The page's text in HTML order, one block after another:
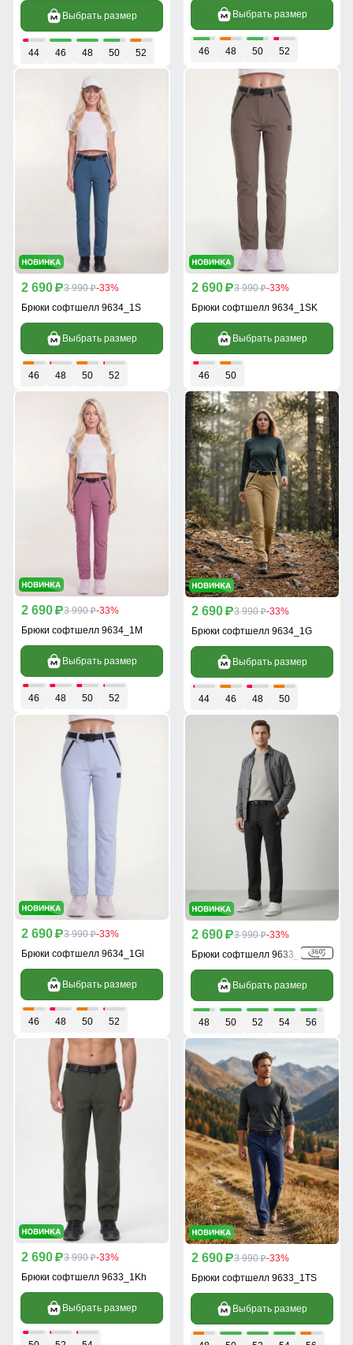
Выбрать размер
44 46 48 50 52
Выбрать размер
46 48 50 52
2 690 p3 990 p-33%
Брюки софтшелл 9634_1S
Выбрать размер
46 48 50 52
2 690 p3 990 p-33%
Брюки софтшелл 9634_1SK
Выбрать размер
46 50
2 690 p3 990 p-33%
Брюки софтшелл 9634_1M
Выбрать размер
46 48 50 52
2 690 p3 990 p-33%
Брюки софтшелл 9634_1G
Выбрать размер
44 46 48 50
2 690 p3 990 p-33%
Брюки софтшелл 9634_1Gl
Выбрать размер
46 48 50 52
2 690 p3 990 p-33%
Брюки софтшелл 9633_1Ch
Выбрать размер
48 50 52 54 56
2 690 p3 990 p-33%
Брюки софтшелл 9633_1Kh
Выбрать размер
2 690 p3 990 p-33%
Брюки софтшелл 9633_1TS
Выбрать размер